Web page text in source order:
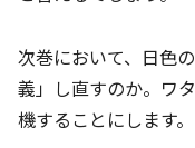
次巻において、日色
義」し直すのか。ワ
機することにします。